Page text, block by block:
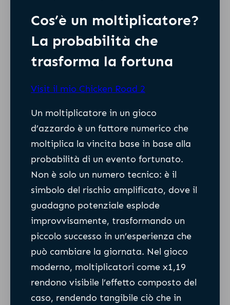
Cos’è un moltiplicatore?
La probabilità che
trasforma la fortuna
Visit il mio Chicken Road 2
Un moltiplicatore in un gioco
d’azzardo è un fattore numerico che
moltiplica la vincita base in base alla
probabilità di un evento fortunato.
Non è solo un numero tecnico: è il
simbolo del rischio amplificato, dove il
guadagno potenziale esplode
improvvisamente, trasformando un
piccolo successo in un’esperienza che
può cambiare la giornata. Nel gioco
moderno, moltiplicatori come x1,19
rendono visibile l’effetto composto del
caso, rendendo tangibile ciò che in